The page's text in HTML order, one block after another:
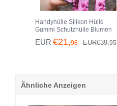
Handyhülle Silikon Hülle
Gummi Schutzhülle Blumen
H08 für Huawei Mate 20 Lite
Pink
EUR €21,98 EUR€39,95
Ähnliche Anzeigen